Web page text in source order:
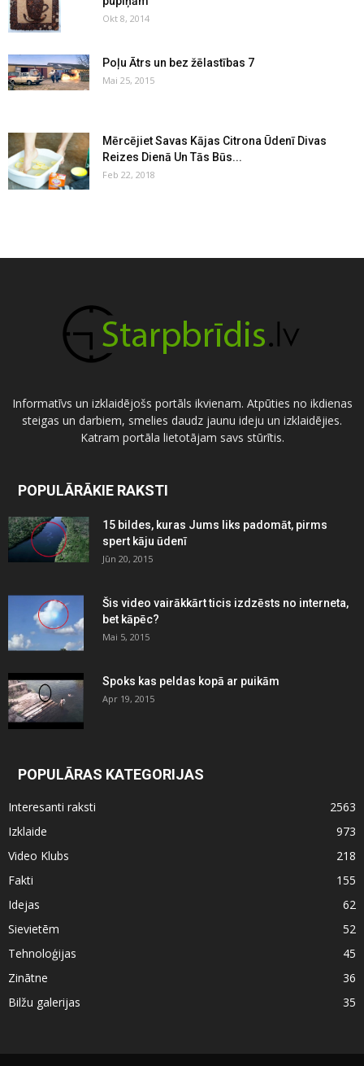
Okt 8, 2014
Poļu Ātrs un bez žēlastības 7
Mai 25, 2015
Mērcējiet Savas Kājas Citrona Ūdenī Divas
Reizes Dienā Un Tās Būs...
Feb 22, 2018
Informatīvs un izklaidējošs portāls ikvienam. Atpūties no ikdienas
steigas un darbiem, smelies daudz jaunu ideju un izklaidējies.
Katram portāla lietotājam savs stūrītis.
POPULĀRĀKIE RAKSTI
15 bildes, kuras Jums liks padomāt, pirms
spert kāju ūdenī
Jūn 20, 2015
Šis video vairākkārt ticis izdzēsts no interneta,
bet kāpēc?
Mai 5, 2015
Spoks kas peldas kopā ar puikām
Apr 19, 2015
POPULĀRAS KATEGORIJAS
Interesanti raksti
2563
Izklaide
973
Video Klubs
218
Fakti
155
Idejas
62
Sievietēm
52
Tehnoloģijas
45
Zinātne
36
Bilžu galerijas
35